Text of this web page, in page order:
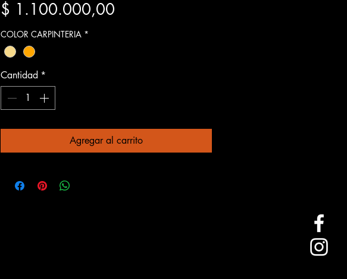
$ 1.100.000,00
COLOR CARPINTERIA *
Cantidad *
Agregar al carrito